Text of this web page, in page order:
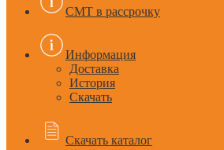
CMT в рассрочку
Информация
Доставка
История
Скачать
Скачать каталог